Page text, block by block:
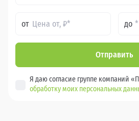
от до
Отправить
Я даю согласие группе компаний
обработку моих персональных